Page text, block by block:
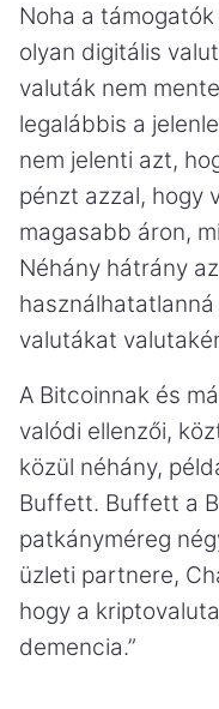
Noha a
olyan digitális
valuták nem
legalábbis a
nem jelenti azt,
pénzt azzal, hogy
magasabb áron,
Néhány hátrány
valutákat
A Bitcoinnak és
valódi ellenzői,
közül néhány,
Buffett. Buffett a
patkányméreg
üzleti partnere,
hogy a
demencia.”